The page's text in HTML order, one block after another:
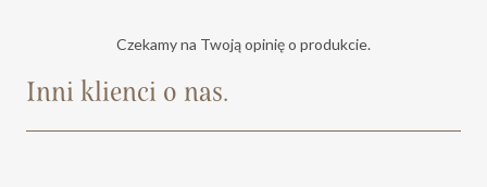
Czekamy na Twoją opinię o produkcie.
Inni klienci o nas.